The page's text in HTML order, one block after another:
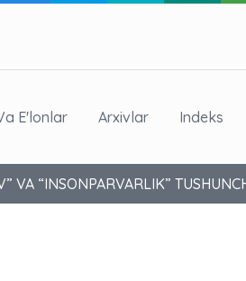
E'lonlar Arxivlar Indeks
VA “INSONPARVARLIK”